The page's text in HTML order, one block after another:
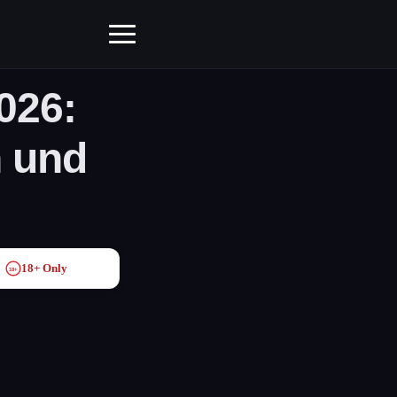
und
18+ 18+ Only